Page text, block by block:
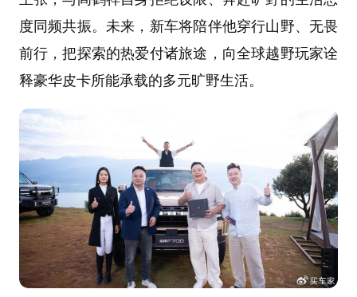
度同频共振。未来，新车将陪伴他穿行山野、无畏
前行，把探索的热爱付诸旅途，向全球越野玩家诠
释豪华皮卡所能承载的多元旷野生活。